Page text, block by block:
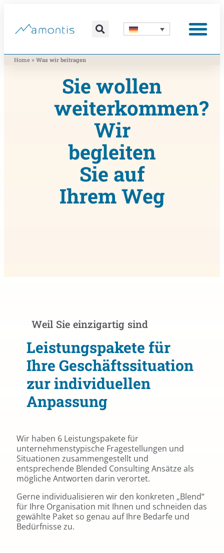
Home » Was wir beitragen
Sie wollen
weiterkommen?
Wir
begleiten
Sie auf
Ihrem Weg
Weil Sie einzigartig sind
Leistungspakete für
Ihre Geschäftssituation
zur individuellen
Anpassung
Wir haben 6 Leistungspakete für
unternehmenstypische Fragestellungen und
Situationen zusammengestellt und
entsprechende Blended Consulting Ansätze als
mögliche Antworten darin verortet.
Gerne individualisieren wir den konkreten „Blend“
für Ihre Organisation mit Ihnen und schneiden das
gewählte Paket so genau auf Ihre Bedarfe und
Bedürfnisse zu.